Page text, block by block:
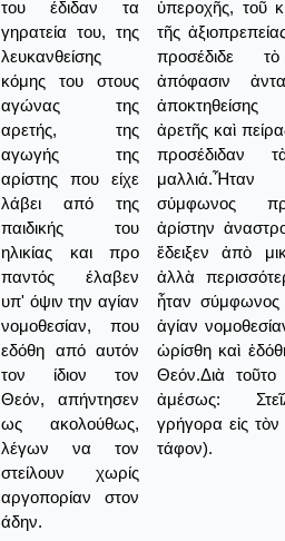
του έδιδαν τα
γηρατεία του, της
λευκανθείσης
κόμης του στους
αγώνας της
αρετής, της
αγωγής της
αρίστης που είχε
λάβει από της
παιδικής του
ηλικίας και προ
παντός έλαβεν
υπ' όψιν την αγίαν
νομοθεσίαν, που
εδόθη από αυτόν
τον ίδιον τον
Θεόν, απήντησεν
ως ακολούθως,
λέγων να τον
στείλουν χωρίς
αργοπορίαν στον
άδην.
ὑπεροχῆς, τοῦ
τῆς
προσέδιδε
ἀπόφασιν
ἀρετῆς καὶ
προσέδιδαν
σύμφωνος
ἀρίστην
ἔδειξεν ἀπὸ
ἀλλὰ
ἦταν
ἁγίαν
ὡρίσθη καὶ
Θεόν.Διὰ τοῦτο
ἀμέσως:
γρήγορα εἰς
τάφον).